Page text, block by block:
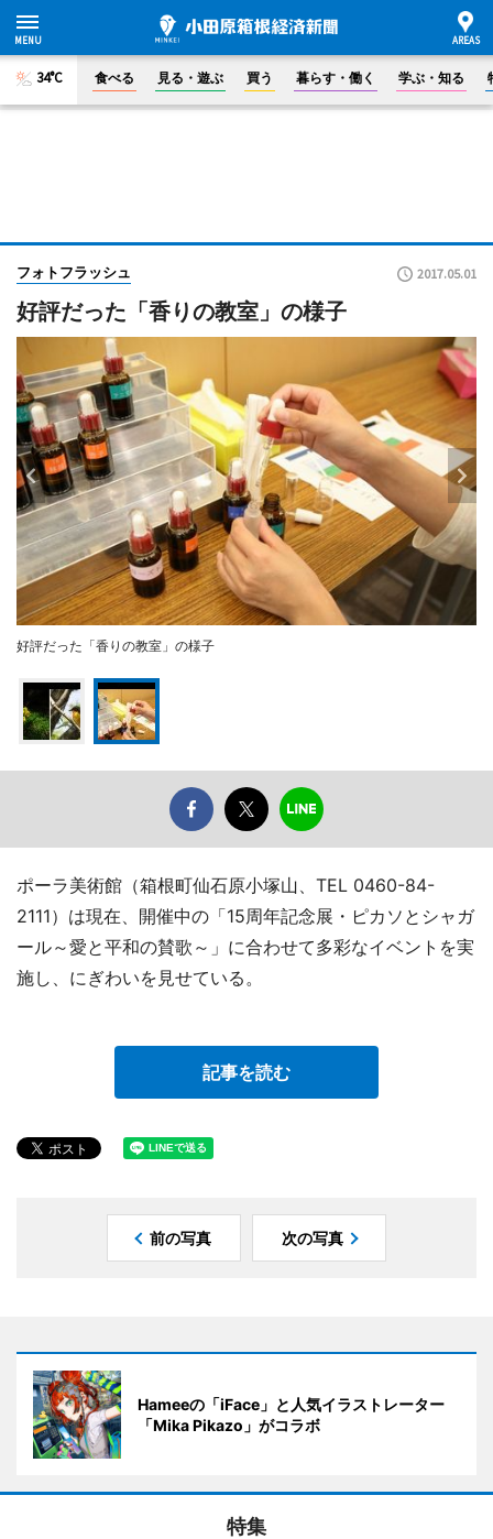
34°C 食べる 見る・遊ぶ 買う 暮らす・働く 学ぶ・知る
フォトフラッシュ 2017.05.01
好評だった「香りの教室」の様子
好評だった「香りの教室」の様子
ポーラ美術館（箱根町仙石原小塚山、TEL 0460-84-
2111）は現在、開催中の「15周年記念展・ピカソとシャガ
ール～愛と平和の賛歌～」に合わせて多彩なイベントを実
施し、にぎわいを見せている。
記事を読む
前の写真 次の写真
Hameeの「iFace」と人気イラストレーター
「Mika Pikazo」がコラボ
特集